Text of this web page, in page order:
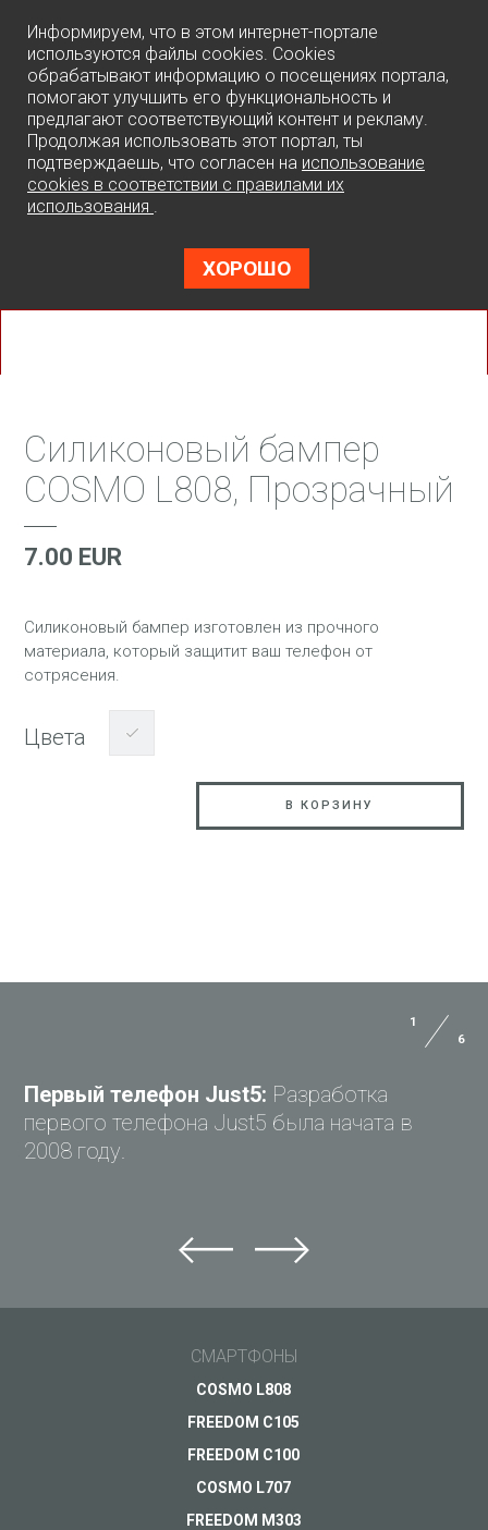
Информируем, что в этом интернет-портале
используются файлы cookies. Cookies
обрабатывают информацию о посещениях портала,
помогают улучшить его функциональность и
предлагают соответствующий контент и рекламу.
Продолжая использовать этот портал, ты
подтверждаешь, что согласен на использование
cookies в соответствии с правилами их
использования .
ХОРОШО
Силиконовый бампер
COSMO L808, Прозрачный
7.00 EUR
Силиконовый бампер изготовлен из прочного
материала, который защитит ваш телефон от
сотрясения.
Цвета
В КОРЗИНУ
Ассистент для
Скоро в продаже
ПОДРОБНЕЕ
Не можете найти ответ?
1
6
Первый телефон Just5: Разработка
первого телефона Just5 была начата в
2008 году.
СМАРТФОНЫ
COSMO L808
FREEDOM C105
FREEDOM C100
COSMO L707
FREEDOM M303